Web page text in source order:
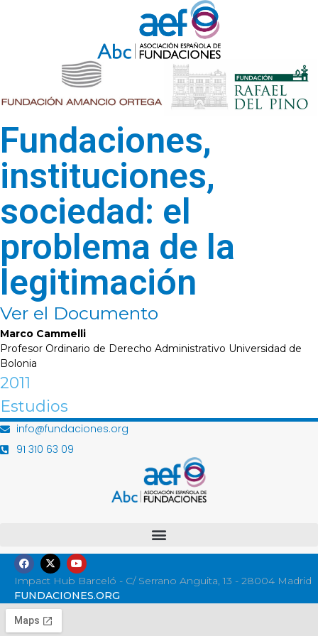
Fundaciones,
instituciones,
sociedad: el
problema de la
legitimación
Ver el Documento
Marco Cammelli
Profesor Ordinario de Derecho Administrativo Universidad de
Bolonia
2011
Estudios
info@fundaciones.org
91 310 63 09
Impact Hub Barceló - C/ Serrano Anguita, 13 - 28004 Madrid
FUNDACIONES.ORG